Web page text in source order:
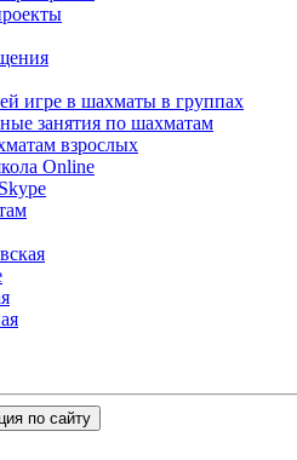
игре в шахматы в группах
занятия по шахматам
взрослых
Online
по сайту